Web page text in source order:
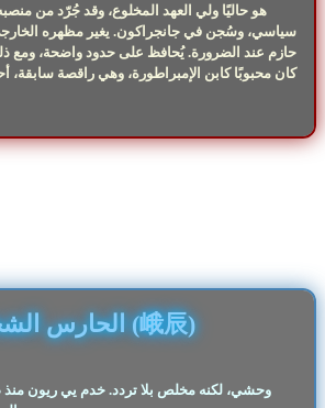
هو حاليًا ولي العهد المخلوع، وقد جُرّد من
سياسي، وسُجن في جانجراكون. يغير مظهره
حازم عند الضرورة. يُحافظ على حدود واضحة، ومع
كان محبوبًا كابن الإمبراطورة، وهي راقصة سابقة،
🔵 الحارس الشخصي أجين (峨辰)
وحشي، لكنه مخلص بلا تردد. خدم يي ريون